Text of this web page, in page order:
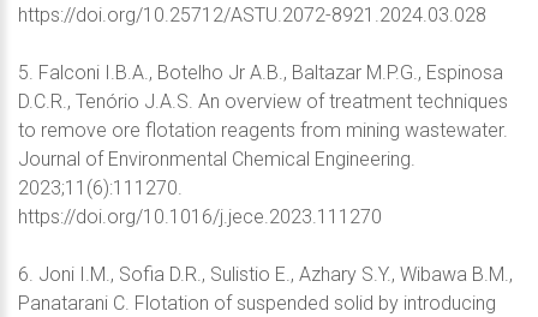
https://doi.org/10.25712/ASTU.2072-8921.2024.03.028
5. Falconi I.B.A., Botelho Jr A.B., Baltazar M.P.G., Espinosa
D.C.R., Tenório J.A.S. An overview of treatment techniques
to remove ore flotation reagents from mining wastewater.
Journal of Environmental Chemical Engineering.
2023;11(6):111270.
https://doi.org/10.1016/j.jece.2023.111270
6. Joni I.M., Sofia D.R., Sulistio E., Azhary S.Y., Wibawa B.M.,
Panatarani C. Flotation of suspended solid by introducing